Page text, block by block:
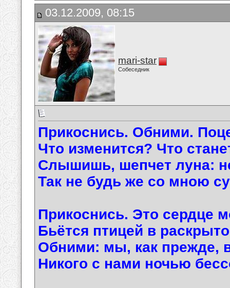
03.12.2009, 08:15
mari-star
Собеседник
Прикоснись. Обними.
Что изменится? Что
Слышишь, шепчет луна:
Так не будь же со мною
Прикоснись. Это сердце
Бьётся птицей в
Обними: мы, как прежде,
Никого с нами ночью